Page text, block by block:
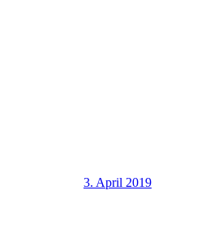
3. April 2019